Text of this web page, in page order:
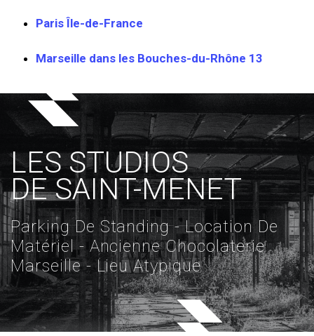
Paris Île-de-France
Marseille dans les Bouches-du-Rhône 13
LES STUDIOS
DE SAINT-MENET
Parking De Standing - Location De
Matériel - Ancienne Chocolaterie
Marseille - Lieu Atypique